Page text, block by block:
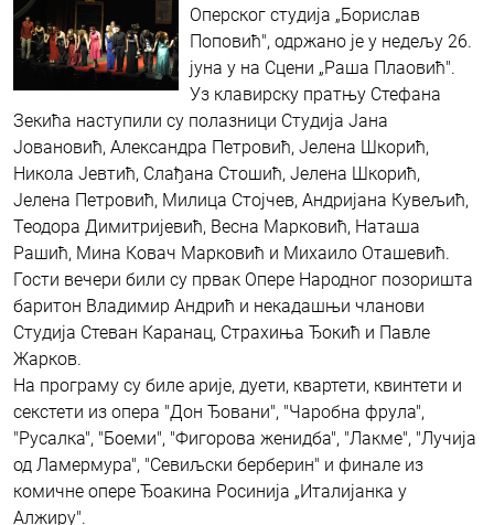
Оперског студија „Борислав
Поповић", одржано је у недељу 26.
јуна у на Сцени „Раша Плаовић".
Уз клавирску пратњу Стефана
Зекића наступили су полазници Студија Јана
Јовановић, Александра Петровић, Јелена Шкорић,
Никола Јевтић, Слађана Стошић, Јелена Шкорић,
Јелена Петровић, Милица Стојчев, Андријана Кувељић,
Теодора Димитријевић, Весна Марковић, Наташа
Рашић, Мина Ковач Марковић и Михаило Оташевић.
Гости вечери били су првак Опере Народног позоришта
баритон Владимир Андрић и некадашњи чланови
Студија Стеван Каранац, Страхиња Ђокић и Павле
Жарков.
На програму су биле арије, дуети, квартети, квинтети и
секстети из опера "Дон Ђовани", "Чаробна фрула",
"Русалка", "Боеми", "Фигорова женидба", "Лакме", "Лучија
од Ламермура", "Севиљски берберин" и финале из
комичне опере Ђоакина Росинија „Италијанка у
Алжиру".